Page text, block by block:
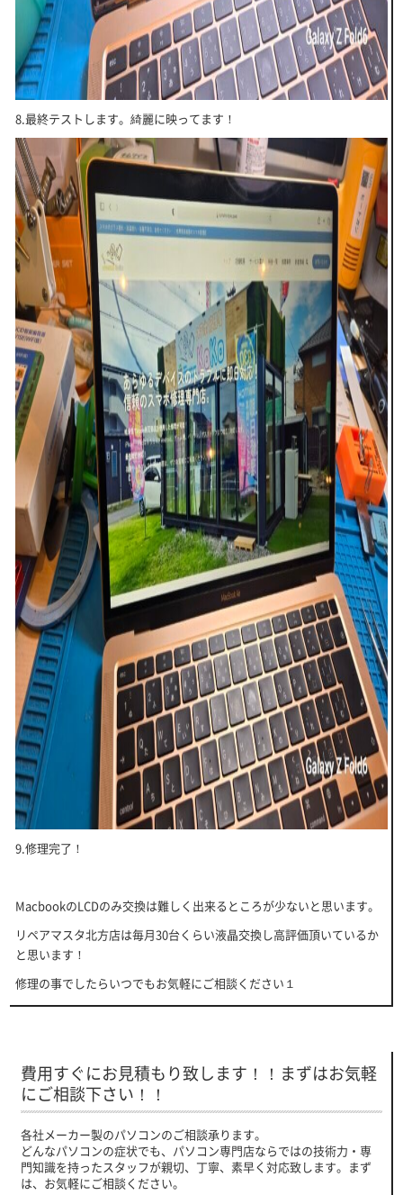
8.最終テストします。綺麗に映ってます！
9.修理完了！
MacbookのLCDのみ交換は難しく出来るところが少ないと思います。
リペアマスタ北方店は毎月30台くらい液晶交換し高評価頂いているか
と思います！
修理の事でしたらいつでもお気軽にご相談ください１
費用すぐにお見積もり致します！！まずはお気軽
にご相談下さい！！
各社メーカー製のパソコンのご相談承ります。
どんなパソコンの症状でも、パソコン専門店ならではの技術力・専
門知識を持ったスタッフが親切、丁寧、素早く対応致します。まず
は、お気軽にご相談ください。